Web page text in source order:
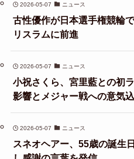
2026-05-07 ニュース
古性優作が日本選手権競輪
リスラムに前進
2026-05-07 ニュース
小祝さくら、宮里藍との初
影響とメジャー戦への意気
2026-05-07 ニュース
スネオヘアー、55歳の誕生